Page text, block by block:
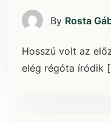
By Rosta
Hosszú volt az
elég régóta íródik